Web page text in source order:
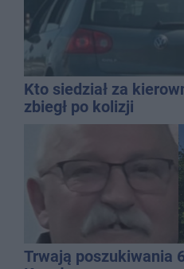
Kto siedział za
zbiegł po kolizji
Trwają poszukiwania